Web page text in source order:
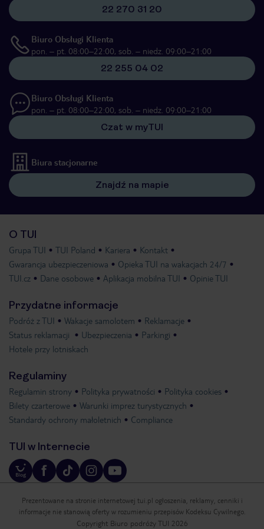
22 270 31 20
Biuro Obsługi Klienta
pon. – pt. 08:00–22:00, sob. – niedz. 09:00–21:00
22 255 04 02
Biuro Obsługi Klienta
pon. – pt. 08:00–22:00, sob. – niedz. 09:00–21:00
Czat w myTUI
Biura stacjonarne
Znajdź na mapie
O TUI
Grupa TUI TUI Poland Kariera
Kontakt
Gwarancja ubezpieczeniowa
Opieka TUI na wakacjach 24/7
TUI.cz
Dane osobowe Aplikacja mobilna TUI Opinie TUI
Przydatne informacje
Podróż z TUI Wakacje samolotem
Reklamacje
Status reklamacji
Ubezpieczenia
Parkingi
Hotele przy lotniskach
Regulaminy
Regulamin strony Polityka prywatności
Polityka cookies
Bilety czarterowe
Warunki imprez turystycznych
Standardy ochrony małoletnich
Compliance
TUI w Internecie
Prezentowane na stronie internetowej tui.pl ogłoszenia, reklamy, cenniki i
informacje nie stanowią oferty w rozumieniu przepisów Kodeksu Cywilnego.
Copyright Biuro podróży TUI 2026